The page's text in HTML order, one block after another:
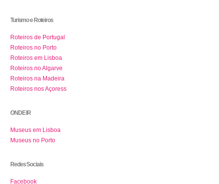
Turismo e Roteiros
Roteiros de Portugal
Roteiros no Porto
Roteiros em Lisboa
Roteiros no Algarve
Roteiros na Madeira
Roteiros nos Açoress
ONDE IR
Museus em Lisboa
Museus no Porto
Redes Sociais
Facebook